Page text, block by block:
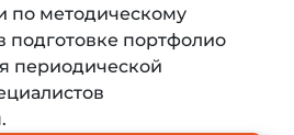
по методическому
портфолио
периодической